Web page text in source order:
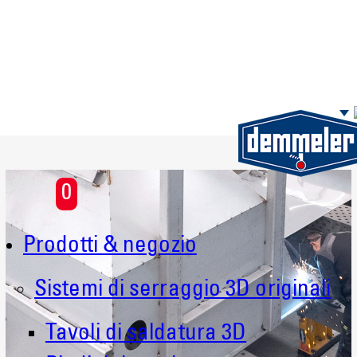
0
Prodotti & negozio
Sistemi di serraggio 3D originali
Tavoli di saldatura 3D